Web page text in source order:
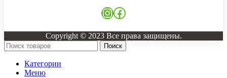
Instagram
Facebook
Copyright © 2023 Все права защищены.
Поиск
Категории
Меню